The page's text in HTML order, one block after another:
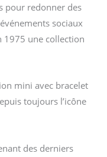
pour redonner des
sociaux
1975 une collection
mini avec bracelet
toujours l’icône
des derniers